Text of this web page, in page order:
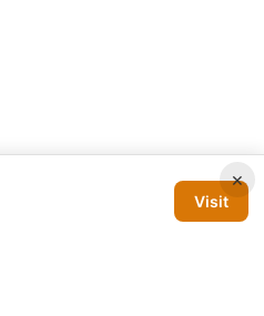
×
Visit